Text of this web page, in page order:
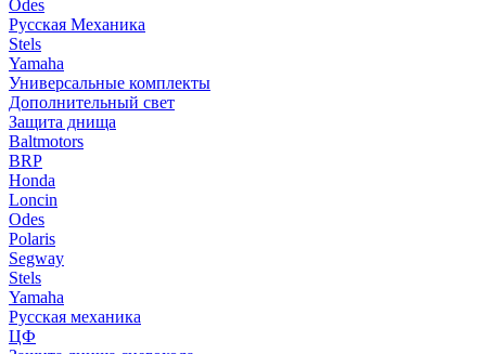
Odes
Русская Механика
Stels
Yamaha
Универсальные комплекты
Дополнительный свет
Защита днища
Baltmotors
BRP
Honda
Loncin
Odes
Polaris
Segway
Stels
Yamaha
Русская механика
ЦФ